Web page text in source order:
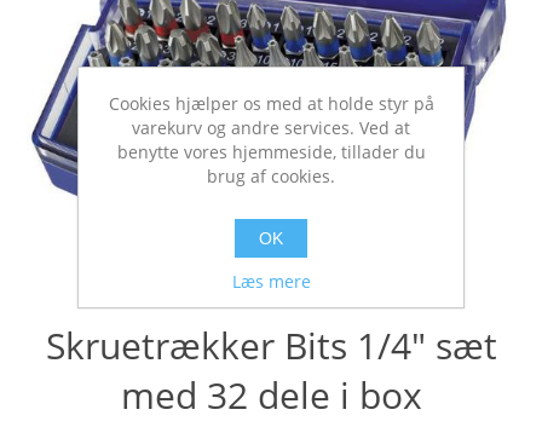
Skruetrækker Bits 1/4" sæt
med 32 dele i box
Cookies hjælper os med at holde styr på
varekurv og andre services. Ved at
benytte vores hjemmeside, tillader du
brug af cookies.
OK
Læs mere